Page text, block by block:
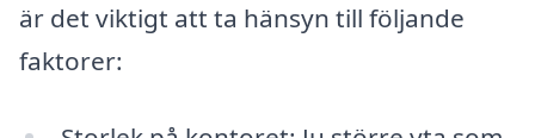
är det viktigt att ta hänsyn till följande
faktorer: